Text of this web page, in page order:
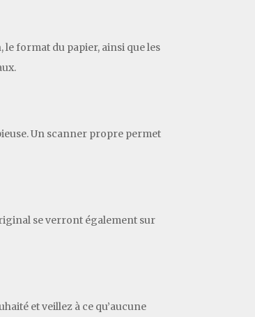
format du papier, ainsi que les
Un scanner propre permet
se verront également sur
et veillez à ce qu’aucune